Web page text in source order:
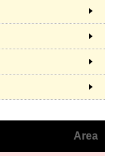
Area